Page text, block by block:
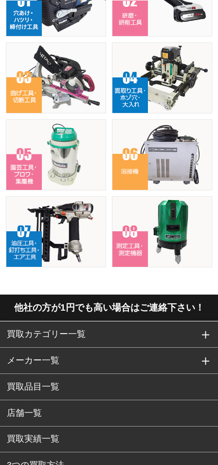
他社の方が1円でも高い場合はご連絡下さい！
買取カテゴリー一覧
メーカー一覧
買取品目一覧
店舗一覧
買取実績一覧